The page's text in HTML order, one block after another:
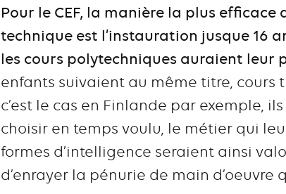
Pour le CEF, la manière la plus
technique est l’instauration jusque 16
les cours polytechniques auraient leur
enfants suivaient au même titre, cours
c’est le cas en Finlande par exemple,
choisir en temps voulu, le métier qui
formes d’intelligence seraient ainsi
d’enrayer la pénurie de main d’oeuvre